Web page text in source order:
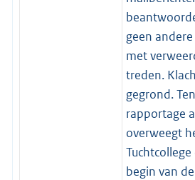
geen
met
treden.
gegrond.
rapportage
overweegt
begin van